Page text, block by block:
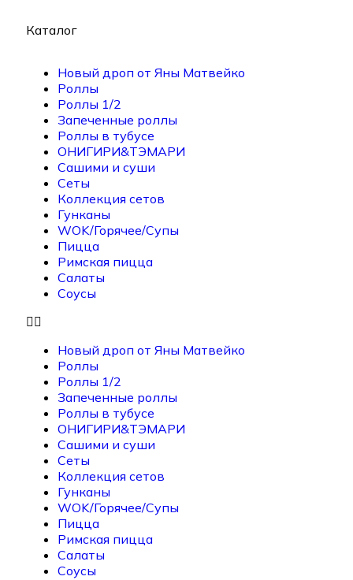
Каталог
Новый дроп от Яны Матвейко
Роллы
Роллы 1/2
Запеченные роллы
Роллы в тубусе
ОНИГИРИ&ТЭМАРИ
Сашими и суши
Сеты
Коллекция сетов
Гунканы
WOK/Горячее/Супы
Пицца
Римская пицца
Салаты
Соусы
Новый дроп от Яны Матвейко
Роллы
Роллы 1/2
Запеченные роллы
Роллы в тубусе
ОНИГИРИ&ТЭМАРИ
Сашими и суши
Сеты
Коллекция сетов
Гунканы
WOK/Горячее/Супы
Пицца
Римская пицца
Салаты
Соусы